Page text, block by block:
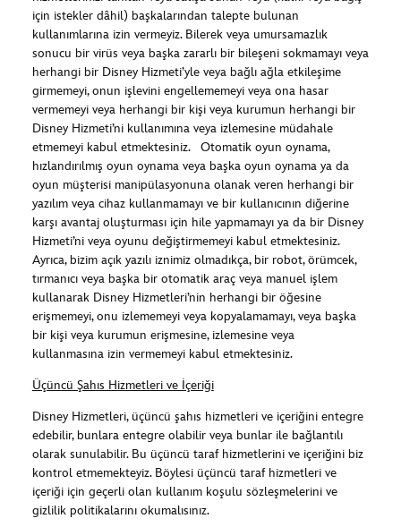
için istekler dâhil) başkalarından talepte bulunan
kullanımlarına izin vermeyiz. Bilerek veya umursamazlık
sonucu bir virüs veya başka zararlı bir bileşeni sokmamayı veya
herhangi bir Disney Hizmeti’yle veya bağlı ağla etkileşime
girmemeyi, onun işlevini engellememeyi veya ona hasar
vermemeyi veya herhangi bir kişi veya kurumun herhangi bir
Disney Hizmeti’ni kullanımına veya izlemesine müdahale
etmemeyi kabul etmektesiniz. Otomatik oyun oynama,
hızlandırılmış oyun oynama veya başka oyun oynama ya da
oyun müşterisi manipülasyonuna olanak veren herhangi bir
yazılım veya cihaz kullanmamayı ve bir kullanıcının diğerine
karşı avantaj oluşturması için hile yapmamayı ya da bir Disney
Hizmeti’ni veya oyunu değiştirmemeyi kabul etmektesiniz.
Ayrıca, bizim açık yazılı iznimiz olmadıkça, bir robot, örümcek,
tırmanıcı veya başka bir otomatik araç veya manuel işlem
kullanarak Disney Hizmetleri’nin herhangi bir öğesine
erişmemeyi, onu izlememeyi veya kopyalamamayı, veya başka
bir kişi veya kurumun erişmesine, izlemesine veya
kullanmasına izin vermemeyi kabul etmektesiniz.
Üçüncü Şahıs Hizmetleri ve İçeriği
Disney Hizmetleri, üçüncü şahıs hizmetleri ve içeriğini entegre
edebilir, bunlara entegre olabilir veya bunlar ile bağlantılı
olarak sunulabilir. Bu üçüncü taraf hizmetlerini ve içeriğini biz
kontrol etmemekteyiz. Böylesi üçüncü taraf hizmetleri ve
içeriği için geçerli olan kullanım koşulu sözleşmelerini ve
gizlilik politikalarını okumalısınız.